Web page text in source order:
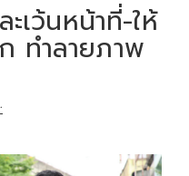
เว้นหน้าที่-ให้
ทำลายภาพ